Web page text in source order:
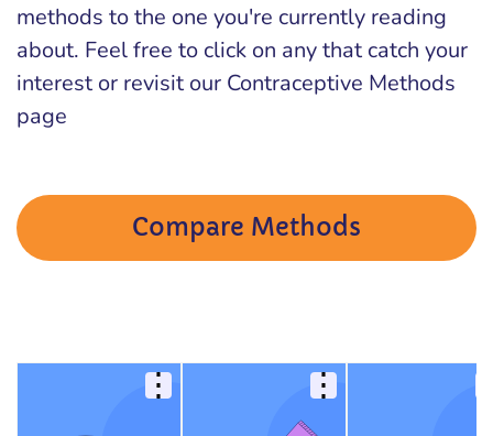
methods to the one you're currently reading
about. Feel free to click on any that catch your
interest or revisit our Contraceptive Methods
page
Compare Methods